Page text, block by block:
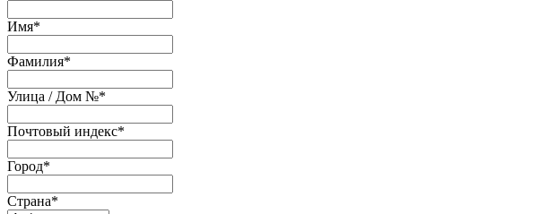
Имя*
Фамилия*
Улица / Дом №*
Почтовый индекс*
Город*
Страна*